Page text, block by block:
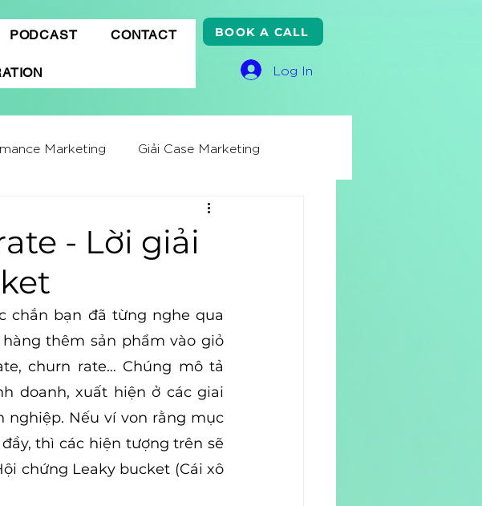
PODCAST CONTACT BOOK A CALL
Log In
Marketing Giải Case Marketing
Thương mại điện tử
- Lời giải
chắn bạn đã từng nghe qua
thêm sản phẩm vào giỏ
churn rate… Chúng mô tả
doanh, xuất hiện ở các giai
nghiệp. Nếu ví von rằng mục
thì các hiện tượng trên sẽ
chứng Leaky bucket (Cái xô